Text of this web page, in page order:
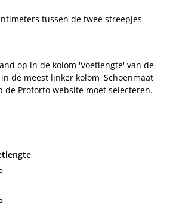
tussen de twee streepjes
op in de kolom 'Voetlengte' van de
de meest linker kolom 'Schoenmaat
de Proforto website moet selecteren.